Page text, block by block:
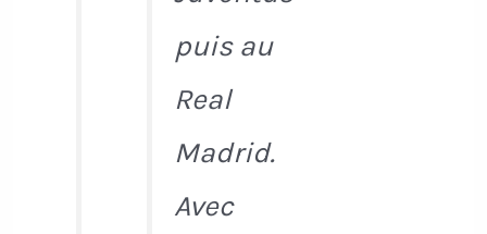
puis au
Real
Madrid.
Avec